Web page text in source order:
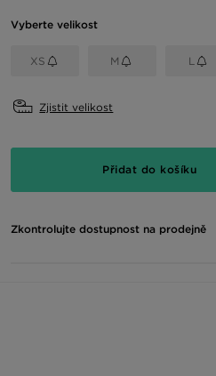
Vyberte velikost
XS M L
Zjistit velikost
Přidat do košíku
Zkontrolujte dostupnost na prodejně